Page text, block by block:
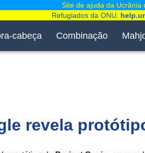
cabeça Combinação
revela
Site de ajuda da Ucrânia
Refugiados da ONU: